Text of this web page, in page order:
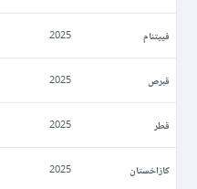
فييتنام 2025
قبرص 2025
قطر 2025
كازاخستان 2025